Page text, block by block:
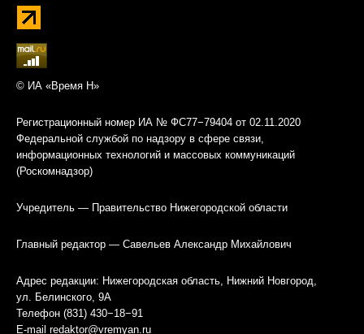
© ИА «Время Н»
Регистрационный номер ИА № ФС77−79404 от 02.11.2020
Федеральной службой по надзору в сфере связи,
информационных технологий и массовых коммуникаций
(Роскомнадзор)
Учредитель — Правительство Нижегородской области
Главный редактор — Савельев Александр Михайлович
Адрес редакции: Нижегородская область, Нижний Новгород,
ул. Белинского, 9А
Телефон (831) 430−18−91
E-mail redaktor@vremyan.ru